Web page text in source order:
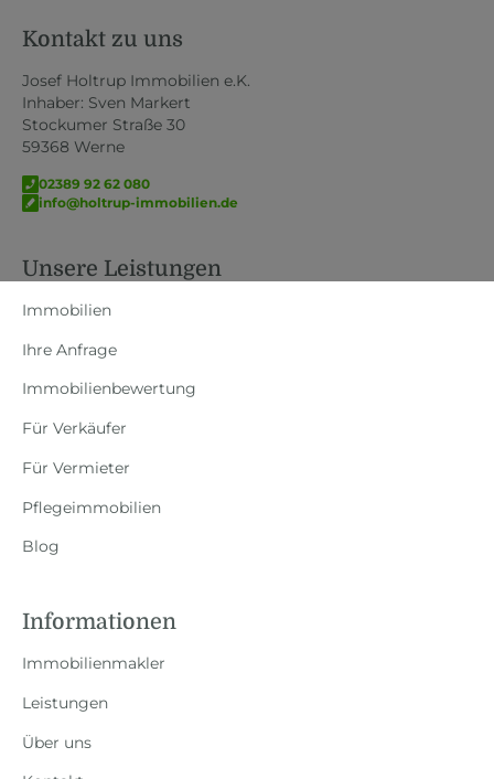
Kontakt zu uns
Josef Holtrup Immobilien e.K.
Inhaber: Sven Markert
Stockumer Straße 30
59368 Werne
02389 92 62 080
info@holtrup-immobilien.de
Unsere Leistungen
Immobilien
Ihre Anfrage
Immobilienbewertung
Für Verkäufer
Für Vermieter
Pflegeimmobilien
Blog
Informationen
Immobilienmakler
Leistungen
Über uns